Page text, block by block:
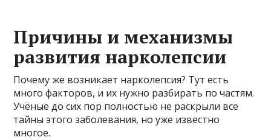
Причины и механизмы
развития нарколепсии
Почему же возникает нарколепсия? Тут есть
много факторов, и их нужно разбирать по частям.
Учёные до сих пор полностью не раскрыли все
тайны этого заболевания, но уже известно
многое.